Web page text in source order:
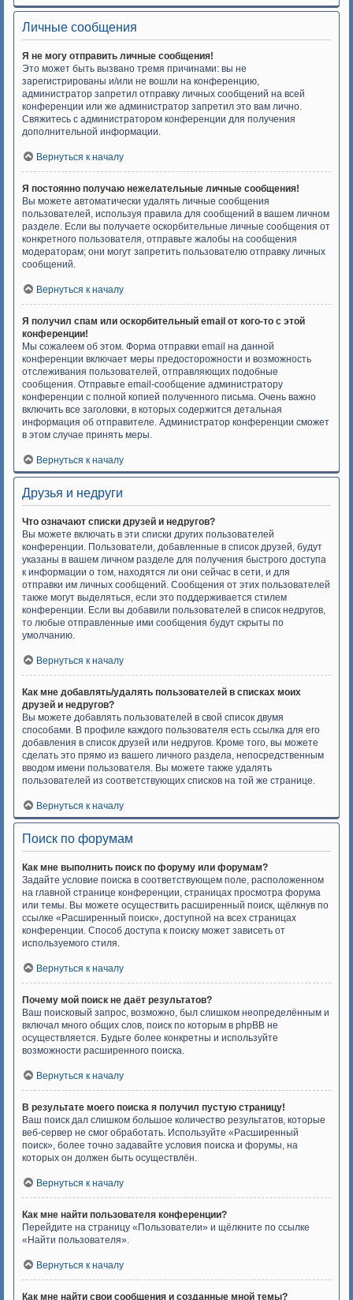
Личные сообщения
Я не могу отправить личные сообщения!
Это может быть вызвано тремя причинами: вы не
зарегистрированы и/или не вошли на конференцию,
администратор запретил отправку личных сообщений на всей
конференции или же администратор запретил это вам лично.
Свяжитесь с администратором конференции для получения
дополнительной информации.
Вернуться к началу
Я постоянно получаю нежелательные личные сообщения!
Вы можете автоматически удалять личные сообщения
пользователей, используя правила для сообщений в вашем личном
разделе. Если вы получаете оскорбительные личные сообщения от
конкретного пользователя, отправьте жалобы на сообщения
модераторам; они могут запретить пользователю отправку личных
сообщений.
Вернуться к началу
Я получил спам или оскорбительный email от кого-то с этой
конференции!
Мы сожалеем об этом. Форма отправки email на данной
конференции включает меры предосторожности и возможность
отслеживания пользователей, отправляющих подобные
сообщения. Отправьте email-сообщение администратору
конференции с полной копией полученного письма. Очень важно
включить все заголовки, в которых содержится детальная
информация об отправителе. Администратор конференции сможет
в этом случае принять меры.
Вернуться к началу
Друзья и недруги
Что означают списки друзей и недругов?
Вы можете включать в эти списки других пользователей
конференции. Пользователи, добавленные в список друзей, будут
указаны в вашем личном разделе для получения быстрого доступа
к информации о том, находятся ли они сейчас в сети, и для
отправки им личных сообщений. Сообщения от этих пользователей
также могут выделяться, если это поддерживается стилем
конференции. Если вы добавили пользователей в список недругов,
то любые отправленные ими сообщения будут скрыты по
умолчанию.
Вернуться к началу
Как мне добавлять/удалять пользователей в списках моих
друзей и недругов?
Вы можете добавлять пользователей в свой список двумя
способами. В профиле каждого пользователя есть ссылка для его
добавления в список друзей или недругов. Кроме того, вы можете
сделать это прямо из вашего личного раздела, непосредственным
вводом имени пользователя. Вы можете также удалять
пользователей из соответствующих списков на той же странице.
Вернуться к началу
Поиск по форумам
Как мне выполнить поиск по форуму или форумам?
Задайте условие поиска в соответствующем поле, расположенном
на главной странице конференции, страницах просмотра форума
или темы. Вы можете осуществить расширенный поиск, щёлкнув по
ссылке «Расширенный поиск», доступной на всех страницах
конференции. Способ доступа к поиску может зависеть от
используемого стиля.
Вернуться к началу
Почему мой поиск не даёт результатов?
Ваш поисковый запрос, возможно, был слишком неопределённым и
включал много общих слов, поиск по которым в phpBB не
осуществляется. Будьте более конкретны и используйте
возможности расширенного поиска.
Вернуться к началу
В результате моего поиска я получил пустую страницу!
Ваш поиск дал слишком большое количество результатов, которые
веб-сервер не смог обработать. Используйте «Расширенный
поиск», более точно задавайте условия поиска и форумы, на
которых он должен быть осуществлён.
Вернуться к началу
Как мне найти пользователя конференции?
Перейдите на страницу «Пользователи» и щёлкните по ссылке
«Найти пользователя».
Вернуться к началу
Как мне найти свои сообщения и созданные мной темы?